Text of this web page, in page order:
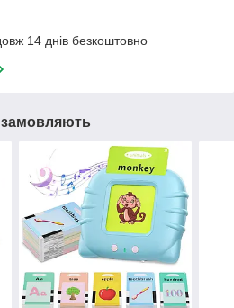
14 днів безкоштовно